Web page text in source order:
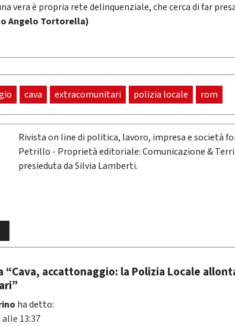
vera è propria rete delinquenziale, che cerca di far
Angelo Tortorella)
cava extracomunitari polizia locale rom
Rivista on line di politica, lavoro, impresa e società
Petrillo - Proprietà editoriale: Comunicazione &
presieduta da Silvia Lamberti.
“Cava, accattonaggio: la Polizia Locale
ha detto:
13:37